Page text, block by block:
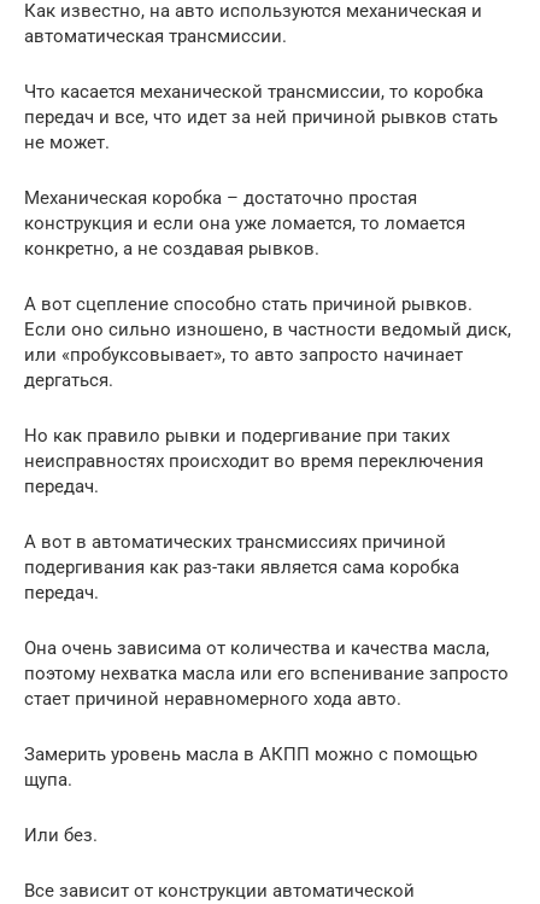
Как известно, на авто используются механическая и
автоматическая трансмиссии.
Что касается механической трансмиссии, то коробка
передач и все, что идет за ней причиной рывков стать
не может.
Механическая коробка – достаточно простая
конструкция и если она уже ломается, то ломается
конкретно, а не создавая рывков.
А вот сцепление способно стать причиной рывков.
Если оно сильно изношено, в частности ведомый диск,
или «пробуксовывает», то авто запросто начинает
дергаться.
Но как правило рывки и подергивание при таких
неисправностях происходит во время переключения
передач.
А вот в автоматических трансмиссиях причиной
подергивания как раз-таки является сама коробка
передач.
Она очень зависима от количества и качества масла,
поэтому нехватка масла или его вспенивание запросто
стает причиной неравномерного хода авто.
Замерить уровень масла в АКПП можно с помощью
щупа.
Или без.
Все зависит от конструкции автоматической